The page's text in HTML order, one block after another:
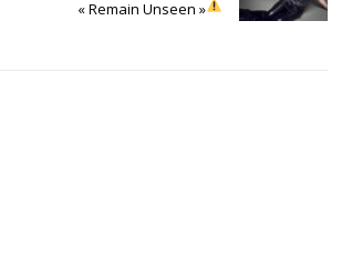
« Remain Unseen »